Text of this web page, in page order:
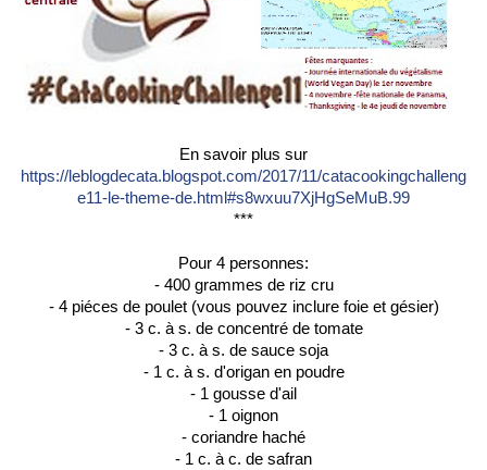
En savoir plus sur
https://leblogdecata.blogspot.com/2017/11/catacookingchalleng
e11-le-theme-de.html#s8wxuu7XjHgSeMuB.99
***
Pour 4 personnes:
- 400 grammes de riz cru
- 4 piéces de poulet (vous pouvez inclure foie et gésier)
- 3 c. à s. de concentré de tomate
- 3 c. à s. de sauce soja
- 1 c. à s. d'origan en poudre
- 1 gousse d'ail
- 1 oignon
- coriandre haché
- 1 c. à c. de safran